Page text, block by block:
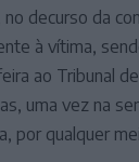
decurso da
à vítima,
ao Tribunal
uma vez na
por qualquer